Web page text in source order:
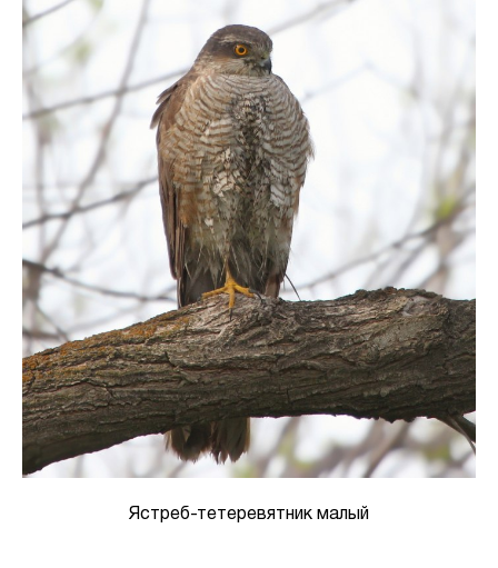
Ястреб-тетеревятник малый